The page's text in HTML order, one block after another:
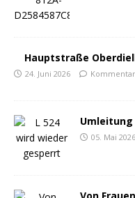
Hauptstraße
24. Juni 2026
05. Mai 2026